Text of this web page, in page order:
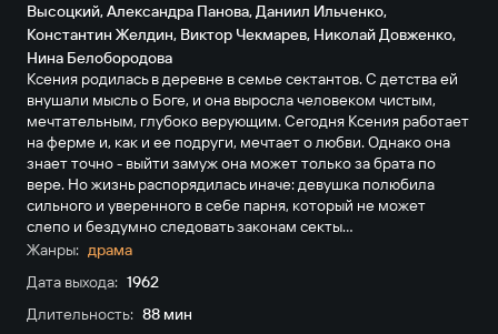
Высоцкий,Александра Панова,Даниил Ильченко,
Константин Желдин, Виктор Чекмарев, Николай Довженко,
Нина Белобородова
Ксения родилась в деревне в семье сектантов. С детства ей
внушали мысль о Боге, и она выросла человеком чистым,
мечтательным, глубоко верующим. Сегодня Ксения работает
на ферме и, как и ее подруги, мечтает о любви. Однако она
знает точно - выйти замуж она может только за брата по
вере. Но жизнь распорядилась иначе: девушка полюбила
сильного и уверенного в себе парня, который не может
слепо и бездумно следовать законам секты...
Жанры: драма
Дата выхода: 1962
Длительность: 88 мин